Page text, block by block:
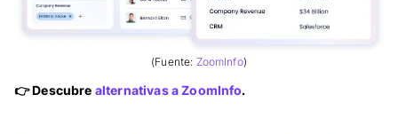
(Fuente: ZoomInfo)
👉Descubre alternativas a ZoomInfo.